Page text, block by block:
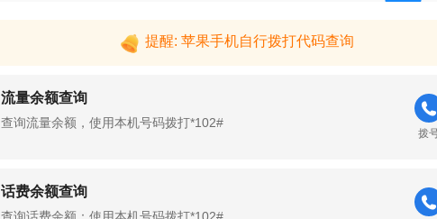
提醒: 苹果手机自行拨打代码查询
流量余额查询
查询流量余额，使用本机号码拨打*102#
拨
话费余额查询
查询话费余额：使用本机号码拨打*102#